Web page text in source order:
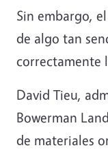
Sin embargo,
de algo tan
correctamente
David Tieu,
Bowerman
de materiales